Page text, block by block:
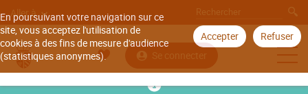
En poursuivant votre navigation sur ce
site, vous acceptez l'utilisation de
cookies à des fins de mesure d'audience
(statistiques anonymes).
Accepter Refuser
Aller à
Se connecter